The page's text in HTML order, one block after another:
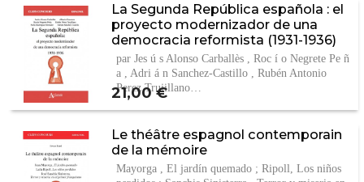
La Segunda República española : el
proyecto modernizador de una
democracia reformista (1931-1936)
par Jes ú s Alonso Carballès , Roc í o Negrete Pe ñ
a , Adri á n Sanchez-Castillo , Rubén Antonio
Perez Trujillano…
Prix
21,00 €
Le théâtre espagnol contemporain
de la mémoire
Mayorga , El jardín quemado ; Ripoll, Los niños